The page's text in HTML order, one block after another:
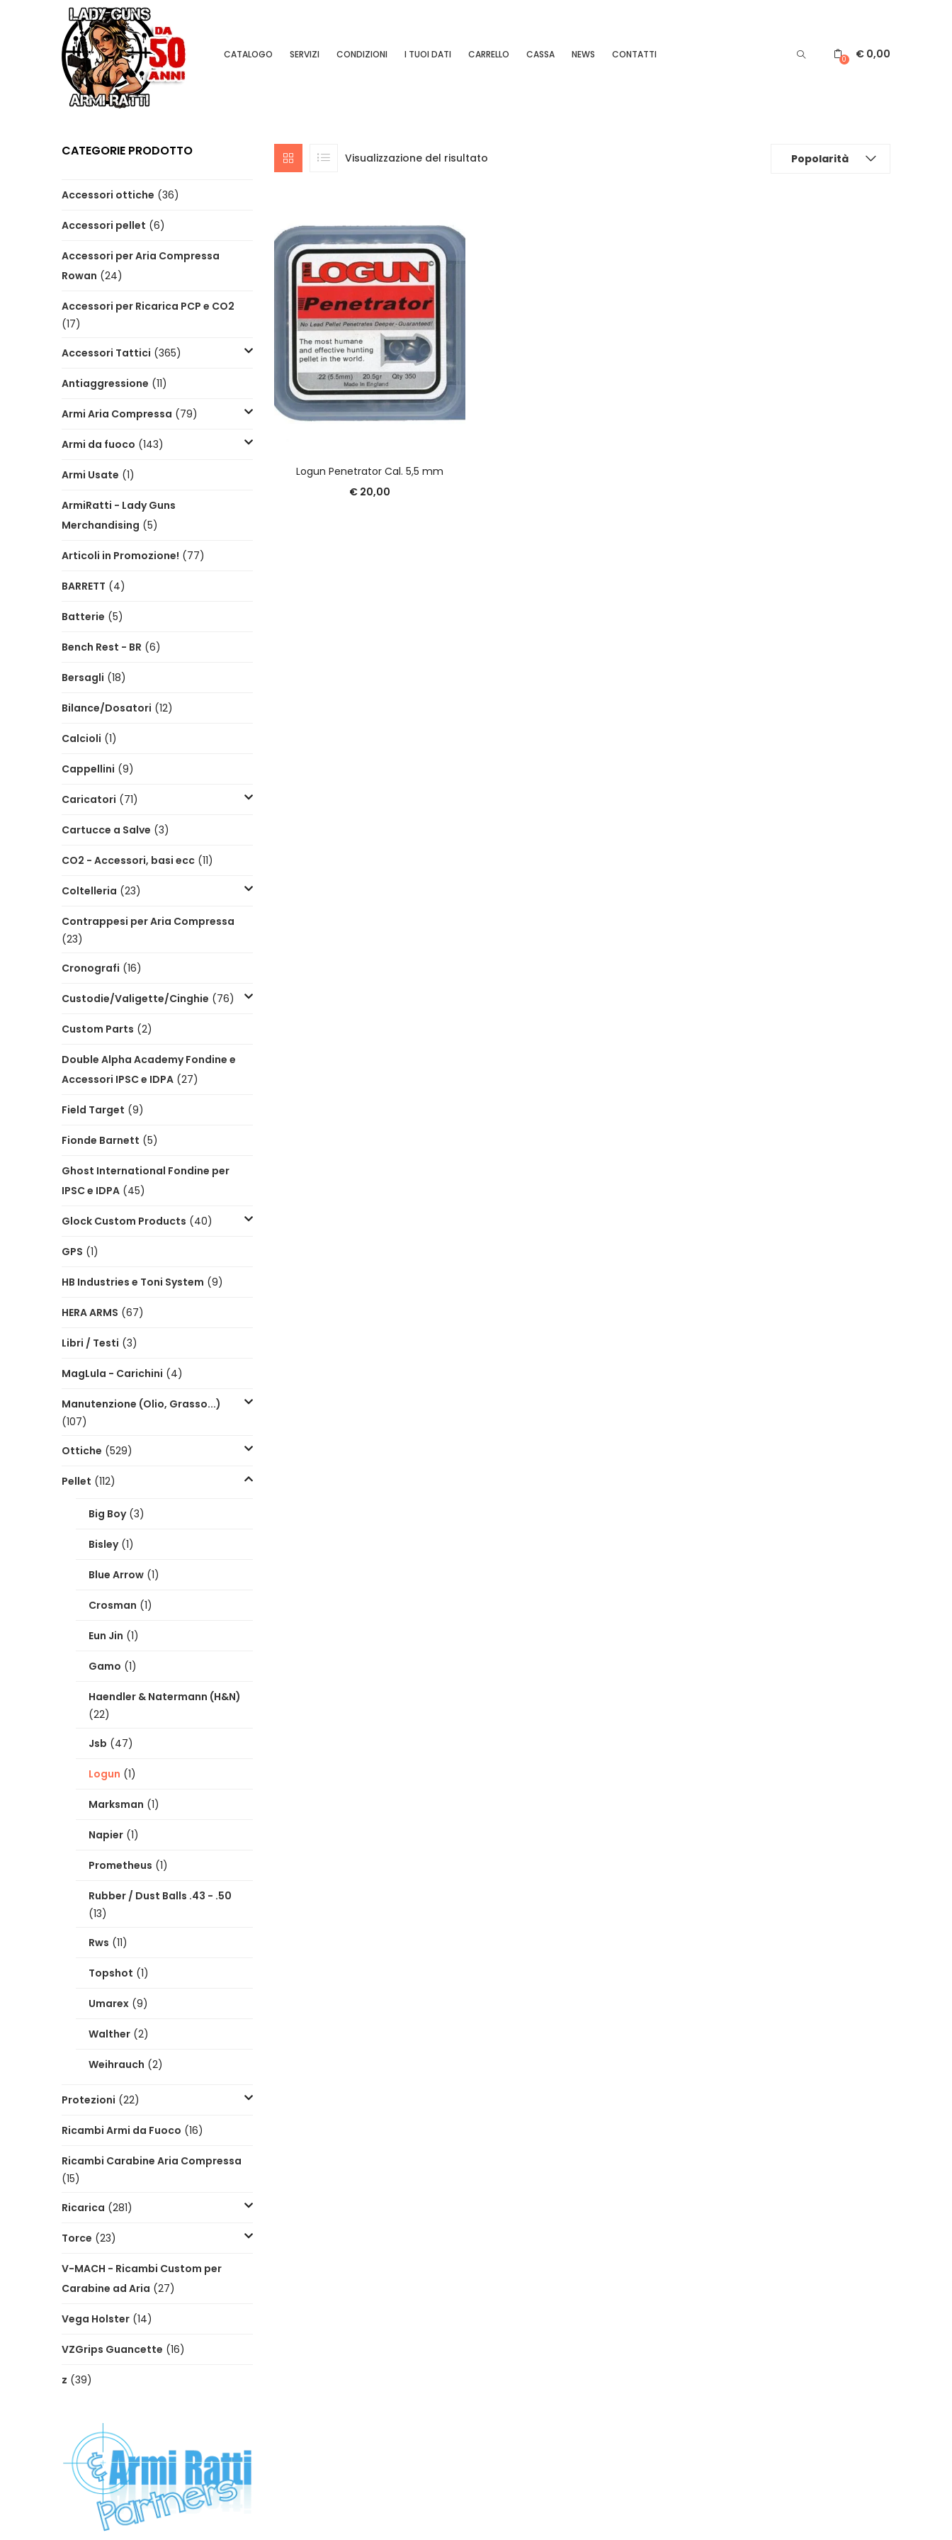
CATALOGO SERVIZI CONDIZIONI I TUOI DATI CARRELLO CASSA NEWS CONTATTI 0 €0,00
Visualizzazione del risultato Popolarità
Logun Penetrator Cal. 5,5 mm
€20,00
CATEGORIE PRODOTTO
Accessori ottiche (36)
Accessori pellet (6)
Accessori per Aria Compressa
Rowan (24)
Accessori per Ricarica PCP e CO2
(17)
Accessori Tattici (365)
Antiaggressione (11)
Armi Aria Compressa (79)
Armi da fuoco (143)
Armi Usate (1)
ArmiRatti - Lady Guns
Merchandising (5)
Articoli in Promozione! (77)
BARRETT (4)
Batterie (5)
Bench Rest - BR (6)
Bersagli (18)
Bilance/Dosatori (12)
Calcioli (1)
Cappellini (9)
Caricatori (71)
Cartucce a Salve (3)
CO2 - Accessori, basi ecc (11)
Coltelleria (23)
Contrappesi per Aria Compressa
(23)
Cronografi (16)
Custodie/Valigette/Cinghie (76)
Custom Parts (2)
Double Alpha Academy Fondine e
Accessori IPSC e IDPA (27)
Field Target (9)
Fionde Barnett (5)
Ghost International Fondine per
IPSC e IDPA (45)
Glock Custom Products (40)
GPS (1)
HB Industries e Toni System (9)
HERA ARMS (67)
Libri / Testi (3)
MagLula - Carichini (4)
Manutenzione (Olio, Grasso...)
(107)
Ottiche (529)
Pellet (112)
Big Boy (3)
Bisley (1)
Blue Arrow (1)
Crosman (1)
Eun Jin (1)
Gamo (1)
Haendler & Natermann (H&N)
(22)
Jsb (47)
Logun (1)
Marksman (1)
Napier (1)
Prometheus (1)
Rubber / Dust Balls .43 - .50
(13)
Rws (11)
Topshot (1)
Umarex (9)
Walther (2)
Weihrauch (2)
Protezioni (22)
Ricambi Armi da Fuoco (16)
Ricambi Carabine Aria Compressa
(15)
Ricarica (281)
Torce (23)
V-MACH - Ricambi Custom per
Carabine ad Aria (27)
Vega Holster (14)
VZGrips Guancette (16)
z (39)